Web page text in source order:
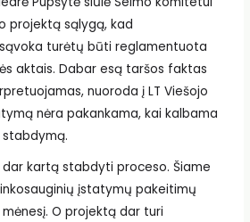
projektą sąlygą, kad
turėtų būti reglamentuota
aktais. Dabar esą taršos faktas
nuoroda į LT Viešojo
nėra pakankama, kai kalbama
dar kartą stabdyti proceso. Šiame
įstatymų pakeitimų
O projektą dar turi